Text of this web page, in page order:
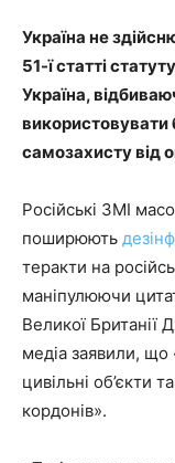
Україна не
51-ї статті
Україна,
використовувати
самозахисту від
Російські ЗМІ
поширюють
теракти на
маніпулюючи
Великої Британії
медіа заявили, що
цивільні об’єкти
кордонів».